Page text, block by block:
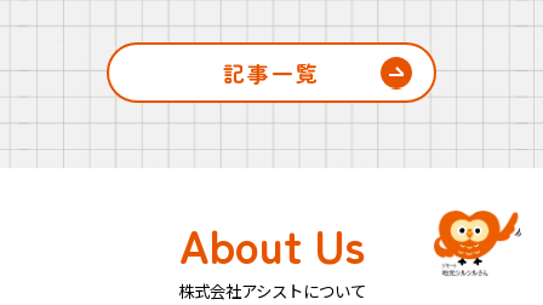
記事一覧
About Us
株式会社アシストについて